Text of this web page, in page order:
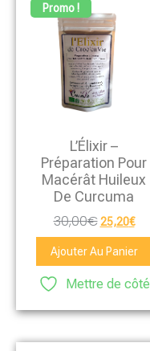
Promo !
L’Élixir –
Préparation Pour
Macérât Huileux
De Curcuma
30,00€ 25,20€
Ajouter Au Panier
Mettre de côté